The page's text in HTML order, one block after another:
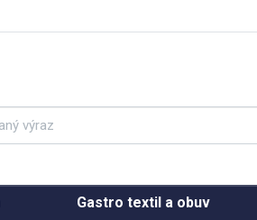
Gastro textil a obuv